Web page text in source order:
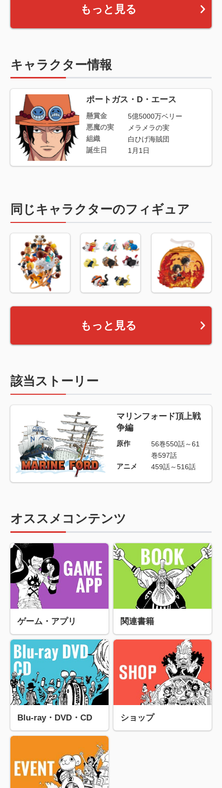
もっと見る
キャラクター情報
ポートガス・D・エース
懸賞金
5億5000万ベリー
悪魔の実
メラメラの実
組織
白ひげ海賊団
誕生日
1月1日
同じキャラクターのフィギュア
もっと見る
該当ストーリー
マリンフォード頂上戦
争編
原作
56巻550話～61
巻597話
アニメ
459話～516話
オススメコンテンツ
ゲーム・アプリ 関連書籍
Blu-ray・DVD・CD ショップ